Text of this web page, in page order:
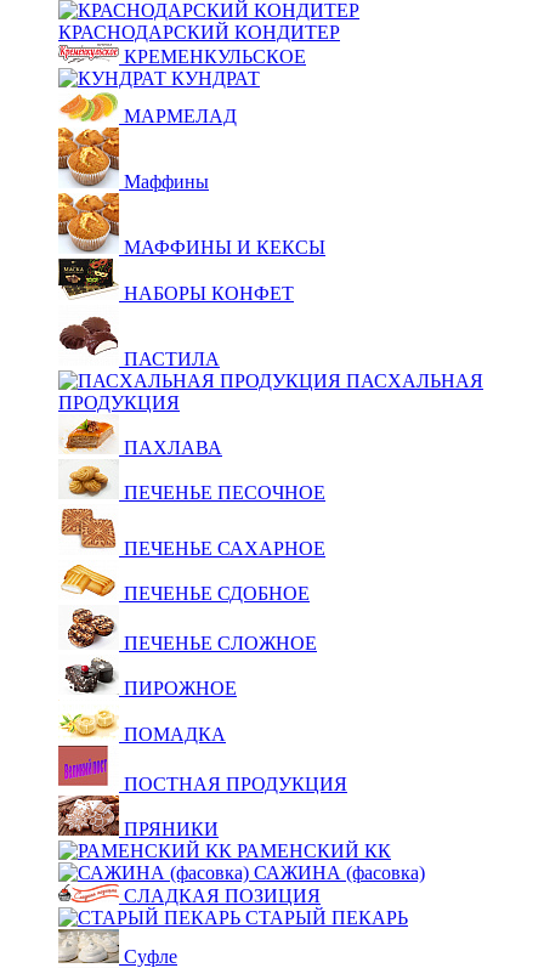
КРАСНОДАРСКИЙ КОНДИТЕР
КРЕМЕНКУЛЬСКОЕ
КУНДРАТ
МАРМЕЛАД
Маффины
МАФФИНЫ И КЕКСЫ
НАБОРЫ КОНФЕТ
ПАСТИЛА
ПАСХАЛЬНАЯ
ПРОДУКЦИЯ
ПАХЛАВА
ПЕЧЕНЬЕ ПЕСОЧНОЕ
ПЕЧЕНЬЕ САХАРНОЕ
ПЕЧЕНЬЕ СДОБНОЕ
ПЕЧЕНЬЕ СЛОЖНОЕ
ПИРОЖНОЕ
ПОМАДКА
ПОСТНАЯ ПРОДУКЦИЯ
ПРЯНИКИ
РАМЕНСКИЙ КК
САЖИНА (фасовка)
СЛАДКАЯ ПОЗИЦИЯ
СТАРЫЙ ПЕКАРЬ
Суфле